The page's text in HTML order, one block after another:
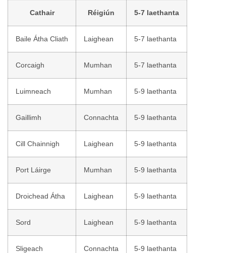
Cathair Réigiún 5-7 laethanta
Baile Átha Cliath Laighean 5-7 laethanta
Corcaigh Mumhan 5-7 laethanta
Luimneach Mumhan 5-9 laethanta
Gaillimh Connachta 5-9 laethanta
Cill Chainnigh Laighean 5-9 laethanta
Port Láirge Mumhan 5-9 laethanta
Droichead Átha Laighean 5-9 laethanta
Sord Laighean 5-9 laethanta
Sligeach Connachta 5-9 laethanta